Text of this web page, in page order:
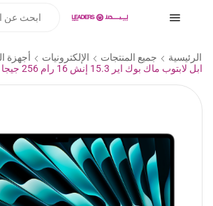
الرئيسية جميع المنتجات الإلكترونيات
أجهزة
ابل لابتوب ماك بوك اير 15.3 إنش 16 رام 256 جيجا